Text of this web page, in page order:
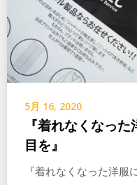
5月 16, 2020
『着れなくなっ
目を』
『着れなくなった洋